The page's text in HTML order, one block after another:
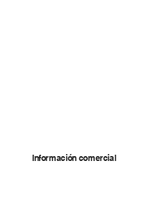
Información comercial